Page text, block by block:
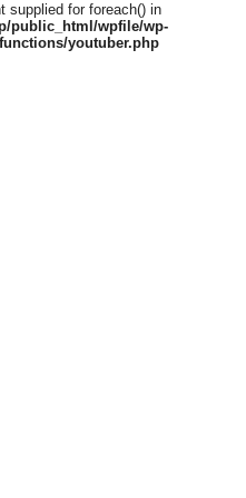
supplied for foreach() in
public_html/wpfile/wp-
youtuber.php